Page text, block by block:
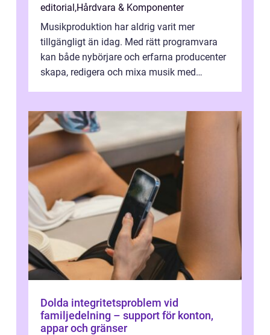
editorial,Hårdvara & Komponenter
Musikproduktion har aldrig varit mer
tillgängligt än idag. Med rätt programvara
kan både nybörjare och erfarna producenter
skapa, redigera och mixa musik med
Dolda integritetsproblem vid
familjedelning – support för konton,
appar och gränser